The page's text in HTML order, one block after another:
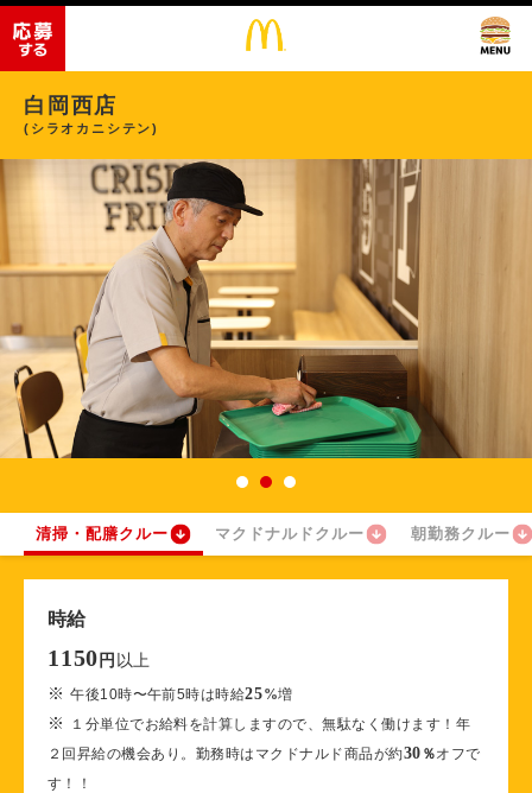
白岡西店
(シラオカニシテン)
清掃・配膳クルー マクドナルドクルー 朝勤務クルー
時給
1150 円 以上
※午後10時〜午前5時は時給25%増
※
１分単位でお給料を計算しますので、無駄なく働けます！年
２回昇給の機会あり。勤務時はマクドナルド商品が約30 ％オフで
す！！